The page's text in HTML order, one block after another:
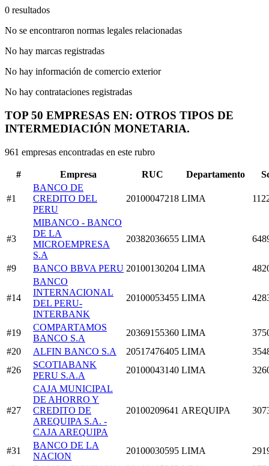
0 resultados
No se encontraron normas legales relacionadas
No hay marcas registradas
No hay información de comercio exterior
No hay contrataciones registradas
TOP 50 EMPRESAS EN: OTROS TIPOS DE
INTERMEDIACIÓN MONETARIA.
961 empresas encontradas en este rubro
# Empresa RUC Departamento
#1
BANCO DE
CREDITO DEL
PERU
20100047218 LIMA
#3
MIBANCO - BANCO
DE LA
MICROEMPRESA
S.A
20382036655 LIMA
#9 BANCO BBVA PERU 20100130204 LIMA
#14
BANCO
INTERNACIONAL
DEL PERU-
INTERBANK
20100053455 LIMA
#19
COMPARTAMOS
BANCO S.A
20369155360 LIMA
#20
ALFIN BANCO S.A 20517476405 LIMA
#26
SCOTIABANK
PERU S.A.A
20100043140 LIMA
#27
CAJA MUNICIPAL
DE AHORRO Y
CREDITO DE
AREQUIPA S.A. -
CAJA AREQUIPA
20100209641 AREQUIPA
#31
BANCO DE LA
NACION
20100030595 LIMA